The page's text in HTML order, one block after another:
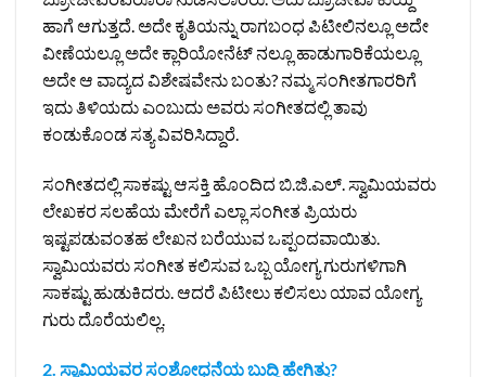
ಹಾಗೆ ಆಗುತ್ತದೆ. ಅದೇ ಕೃತಿಯನ್ನು ರಾಗಬಂಧ ಪಿಟೀಲಿನಲ್ಲೂ ಅದೇ
ವೀಣೆಯಲ್ಲೂ ಅದೇ ಕ್ಲಾರಿಯೋನೆಟ್‌ ನಲ್ಲೂ ಹಾಡುಗಾರಿಕೆಯಲ್ಲೂ
ಅದೇ ಆ ವಾದ್ಯದ ವಿಶೇಷವೇನು ಬಂತು? ನಮ್ಮ ಸಂಗೀತಗಾರರಿಗೆ
ಇದು ತಿಳಿಯದು ಎಂಬುದು ಅವರು ಸಂಗೀತದಲ್ಲಿ ತಾವು
ಕಂಡುಕೊಂಡ ಸತ್ಯ ವಿವರಿಸಿದ್ದಾರೆ.
ಸಂಗೀತದಲ್ಲಿ ಸಾಕಷ್ಟು ಆಸಕ್ತಿ ಹೊಂದಿದ ಬಿ.ಜಿ.ಎಲ್‌. ಸ್ವಾಮಿಯವರು
ಲೇಖಕರ ಸಲಹೆಯ ಮೇರೆಗೆ ಎಲ್ಲಾ ಸಂಗೀತ ಪ್ರಿಯರು
ಇಷ್ಟಪಡುವಂತಹ ಲೇಖನ ಬರೆಯುವ ಒಪ್ಪಂದವಾಯಿತು.
ಸ್ವಾಮಿಯವರು ಸಂಗೀತ ಕಲಿಸುವ ಒಬ್ಬ ಯೋಗ್ಯ ಗುರುಗಳಿಗಾಗಿ
ಸಾಕಷ್ಟು ಹುಡುಕಿದರು. ಆದರೆ ಪಿಟೀಲು ಕಲಿಸಲು ಯಾವ ಯೋಗ್ಯ
ಗುರು ದೊರೆಯಲಿಲ್ಲ.
2. ಸ್ವಾಮಿಯವರ ಸಂಶೋಧನೆಯ ಬುದ್ಧಿ ಹೇಗಿತ್ತು?